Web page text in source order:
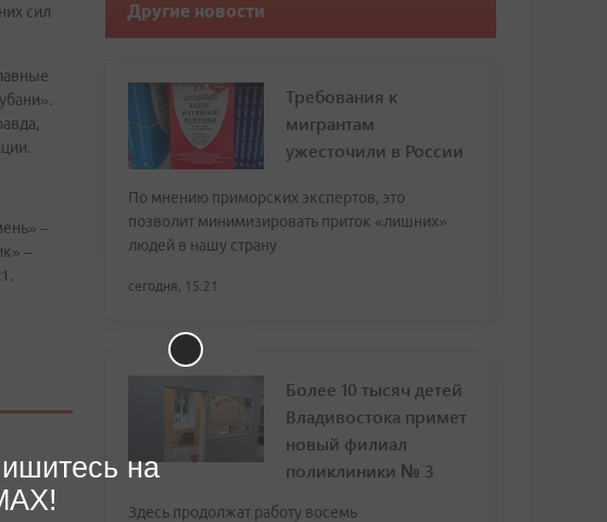
сил
–
–
Другие новости
Требования к
мигрантам
ужесточили в России
По мнению приморских экспертов, это
позволит минимизировать приток «лишних»
людей в нашу страну
сегодня, 15:21
Более 10 тысяч детей
Владивостока примет
новый филиал
поликлиники № 3
Здесь продолжат работу восемь
на